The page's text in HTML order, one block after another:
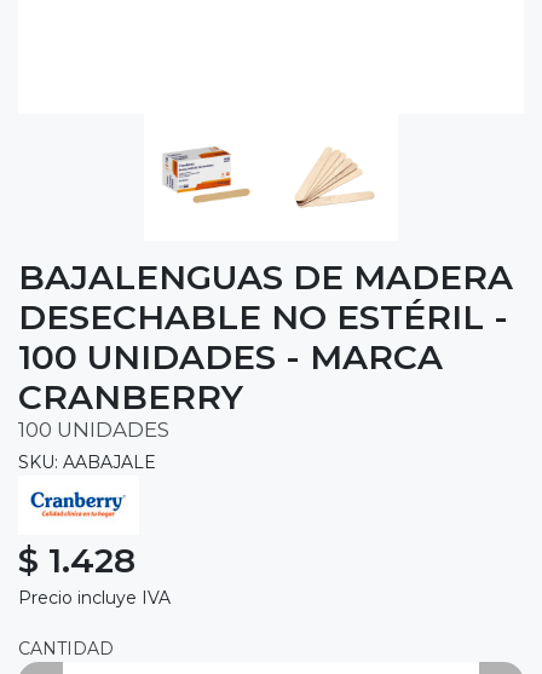
BAJALENGUAS DE MADERA
DESECHABLE NO ESTÉRIL -
100 UNIDADES - MARCA
CRANBERRY
100 UNIDADES
SKU: AABAJALE
$ 1.428
Precio incluye IVA
CANTIDAD